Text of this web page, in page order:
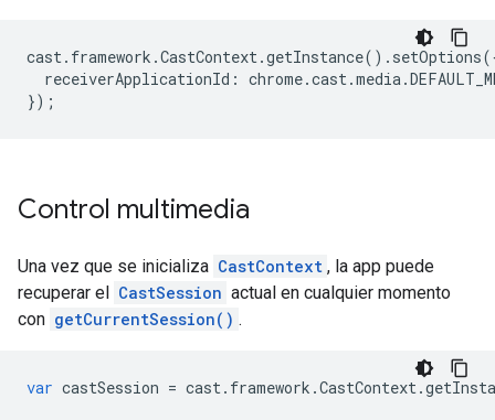
cast. framework .CastContext.getInstance(). setOptions
receiverApplicationId : chrome.cast.media.
});
Control multimedia
Una vez que se inicializa CastContext , la app puede
recuperar el CastSession actual en cualquier momento
con getCurrentSession() .
var castSession = cast. framework .CastContext.